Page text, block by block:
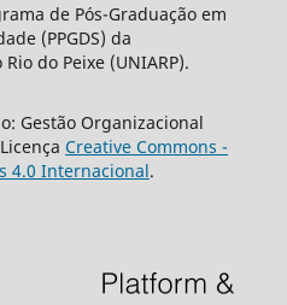
de Pós-Graduação em
(PPGDS) da
do Peixe (UNIARP).
Gestão Organizacional
Creative Commons -
4.0 Internacional.